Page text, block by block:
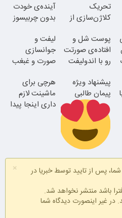
تحریک
کلاژن‌سازی از
24ماه ماندگاری
جوان شو
آینده‌ی خودت
بدون چربیسوز
نشده سفارش
بده)
پوست شل و
افتاده‌ی صورتت
رو با اندولیفت
لیفت و
جوانسازی
صورت و غبغب
دوران نقاهت
پیشنهاد ویژه
پیمان طالبی
سفارش سورملینا
با تخفیف ویژه
هرچی برای
ماشینت لازم
داری اینجا پیدا
×
پس از تایید توسط خبریا در
باشد منتشر نخواهد شد.
در غیر اینصورت دیدگاه شما